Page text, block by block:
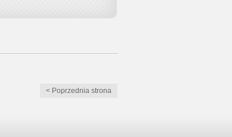
< Poprzednia strona